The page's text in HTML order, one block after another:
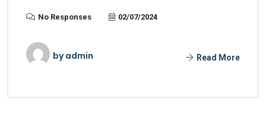
No Responses 02/07/2024
byadmin Read More